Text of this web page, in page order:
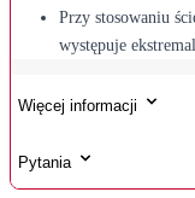
Przy stosowaniu
występuje
Więcej informacji
Pytania